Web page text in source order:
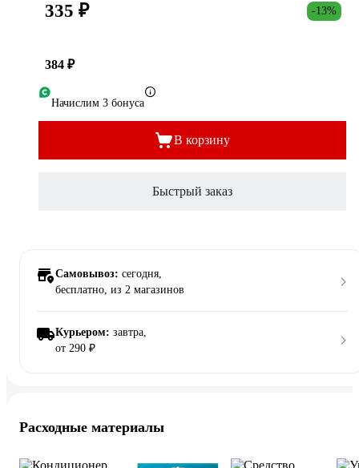
335 ₽ -13%
384 ₽
Начислим 3 бонуса
В корзину
Быстрый заказ
Самовывоз: сегодня,
бесплатно, из 2 магазинов
Курьером: завтра,
от 290 ₽
Расходные материалы